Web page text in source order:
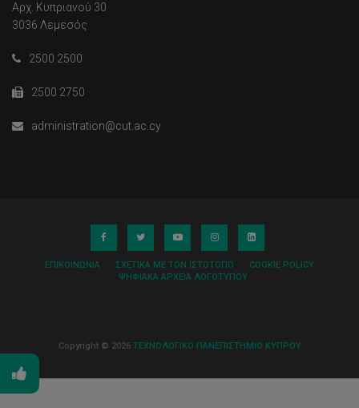
Αρχ. Κυπριανού 30
3036 Λεμεσός
2500 2500
2500 2750
administration@cut.ac.cy
ΕΠΙΚΟΙΝΩΝΊΑ ΣΧΕΤΙΚΆ ΜΕ ΤΟΝ ΙΣΤΌΤΟΠΟ
COOKIE POLICY
ΨΗΦΙΑΚΆ ΑΡΧΕΊΑ ΛΟΓΌΤΥΠΟΥ
Copyright © 2026 ΤΕΧΝΟΛΟΓΙΚΟ ΠΑΝΕΠΙΣΤΗΜΙΟ ΚΥΠΡΟΥ